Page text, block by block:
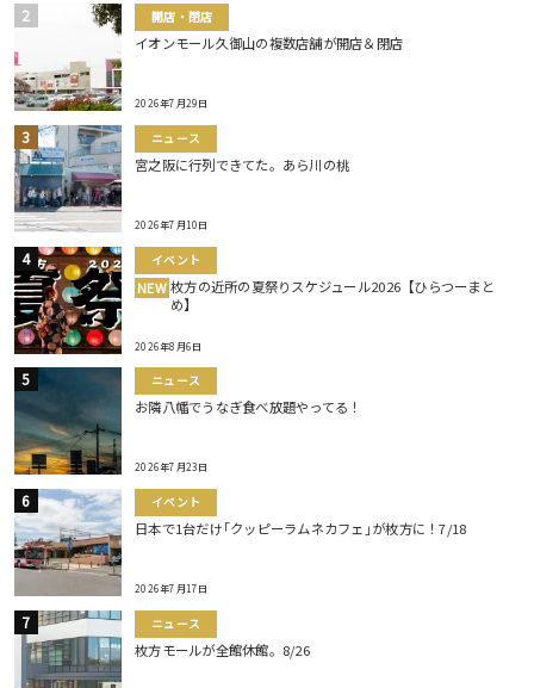
開店・閉店
イオンモール久御山の複数店舗が開店＆閉店
2026年7月29日
ニュース
宮之阪に行列できてた。あら川の桃
2026年7月10日
イベント
NEW 枚方の近所の夏祭りスケジュール2026【ひらつーまと
め】
2026年8月6日
ニュース
お隣八幡でうなぎ食べ放題やってる！
2026年7月23日
イベント
日本で1台だけ｢クッピーラムネカフェ｣が枚方に！7/18
2026年7月17日
ニュース
枚方モールが全館休館。8/26